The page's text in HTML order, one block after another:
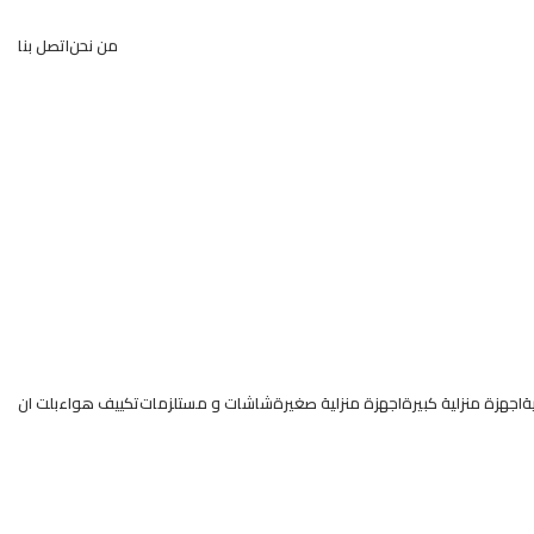
من نحناتصل بنا
اجهزة منزلية كبيرةاجهزة منزلية صغيرةشاشات و مستلزماتتكييف هواءبلت ان